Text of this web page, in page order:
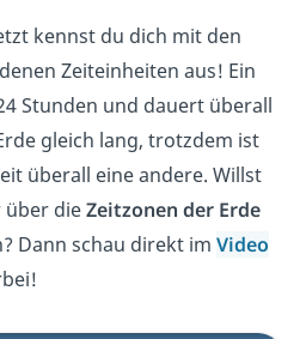
kennst du dich mit den
Zeiteinheiten aus! Ein
Stunden und dauert überall
gleich lang, trotzdem ist
überall eine andere. Willst
über dieZeitzonen der Erde
Dann schau direkt imVideo